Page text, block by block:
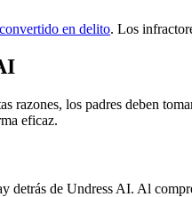
convertido en delito. Los
razones, los padres deben
eficaz.
de Undress AI. Al